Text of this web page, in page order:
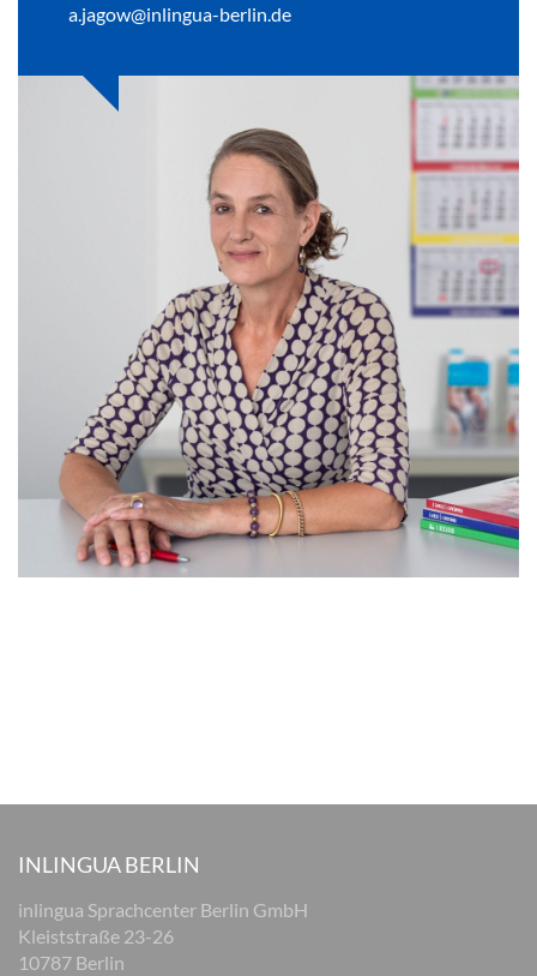
a.jagow@inlingua-berlin.de
INLINGUA BERLIN
inlingua Sprachcenter Berlin GmbH
Kleiststraße 23-26
10787 Berlin